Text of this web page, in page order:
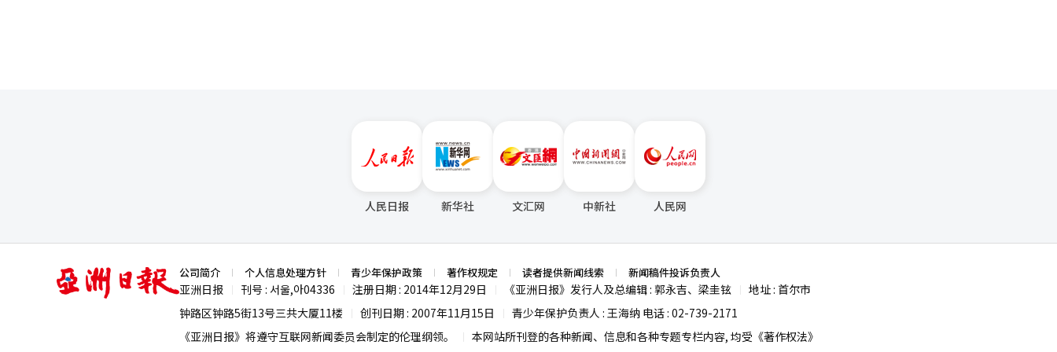
人民日报 新华社 文汇网 中新社 人民网
亚
洲
日
公司简介 个人信息处理方针 青少年保护政策 著作权规定 读者提供新闻线索 新闻稿件投诉负责人
亚洲日报 刊号 : 서울,아04336 注册日期 : 2014年12月29日 《亚洲日报》发行人及总编辑 : 郭永吉、梁圭铉
地址 : 首尔市
钟路区钟路5街13号三共大厦11楼
创刊日期 : 2007年11月15日
青少年保护负责人 : 王海纳 电话 : 02-739-2171
《亚洲日报》将遵守互联网新闻委员会制定的伦理纲领。
本网站所刊登的各种新闻、信息和各种专题专栏内容, 均受《著作权法》